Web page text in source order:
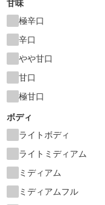
甘味
極辛口
辛口
やや甘口
甘口
極甘口
ボディ
ライトボディ
ライトミディアム
ミディアム
ミディアムフル